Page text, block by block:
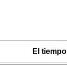
El tiempo